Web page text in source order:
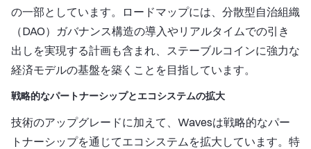
の一部としています。ロードマップには、分散型自治組織
（DAO）ガバナンス構造の導入やリアルタイムでの引き
出しを実現する計画も含まれ、ステーブルコインに強力な
経済モデルの基盤を築くことを目指しています。
戦略的なパートナーシップとエコシステムの拡大
技術のアップグレードに加えて、Wavesは戦略的なパー
トナーシップを通じてエコシステムを拡大しています。特